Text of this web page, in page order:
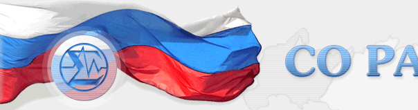
Перейти
основному
содержанию